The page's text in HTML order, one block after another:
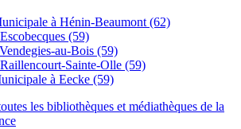
à Hénin-Beaumont (62)
(59)
au-Bois (59)
Sainte-Olle (59)
à Eecke (59)
les bibliothèques et médiathèques de la